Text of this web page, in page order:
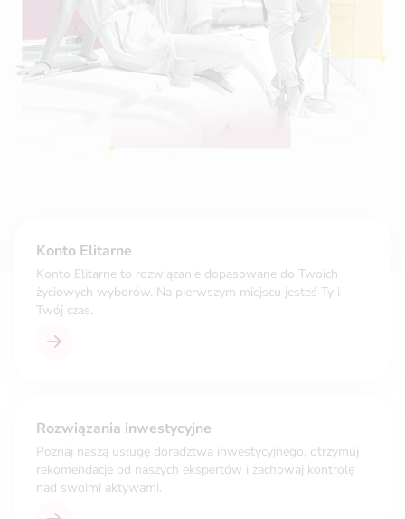
Konto Elitarne
Konto Elitarne to rozwiązanie dopasowane do Twoich
życiowych wyborów. Na pierwszym miejscu jesteś Ty i
Twój czas.
Rozwiązania inwestycyjne
Poznaj naszą usługę doradztwa inwestycyjnego, otrzymuj
rekomendacje od naszych ekspertów i zachowaj kontrolę
nad swoimi aktywami.